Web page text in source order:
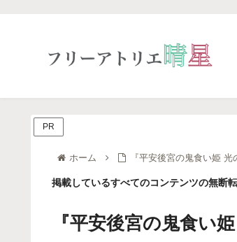
ホーム 『平安後宮の鬼食い姫
掲載しているすべてのコンテンツの無断
『平安後宮の鬼食い
PR